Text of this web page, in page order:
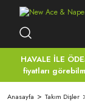
HAVALE İLE
fiyatları
Anasayfa Takım Dişler